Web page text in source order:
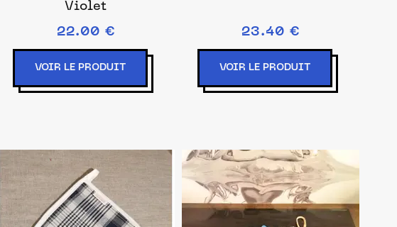
Violet
22.00 €
VOIR LE PRODUIT
23.40 €
VOIR LE PRODUIT